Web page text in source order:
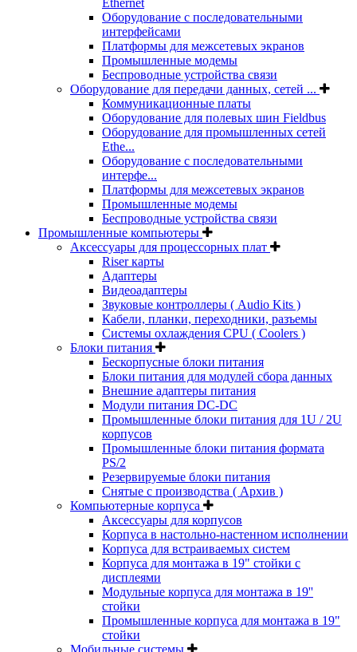
Оборудование с последовательными
интерфейсами
Платформы для межсетевых экранов
Промышленные модемы
Беспроводные устройства связи
Оборудование для передачи данных, сетей ...
Коммуникационные платы
Оборудование для полевых шин Fieldbus
Оборудование для промышленных сетей
Ethe...
Оборудование с последовательными
интерфе...
Платформы для межсетевых экранов
Промышленные модемы
Беспроводные устройства связи
Промышленные компьютеры
Аксессуары для процессорных плат
Riser карты
Адаптеры
Видеоадаптеры
Звуковые контроллеры ( Audio Kits )
Кабели, планки, переходники, разъемы
Системы охлаждения CPU ( Coolers )
Блоки питания
Бескорпусные блоки питания
Блоки питания для модулей сбора данных
Внешние адаптеры питания
Модули питания DC-DC
Промышленные блоки питания для 1U / 2U
корпусов
Промышленные блоки питания формата
PS/2
Резервируемые блоки питания
Снятые с производства ( Архив )
Компьютерные корпуса
Аксессуары для корпусов
Корпуса в настольно-настенном исполнении
Корпуса для встраиваемых систем
Корпуса для монтажа в 19" стойки с
дисплеями
Модульные корпуса для монтажа в 19''
стойки
Промышленные корпуса для монтажа в 19"
стойки
Мобильные системы